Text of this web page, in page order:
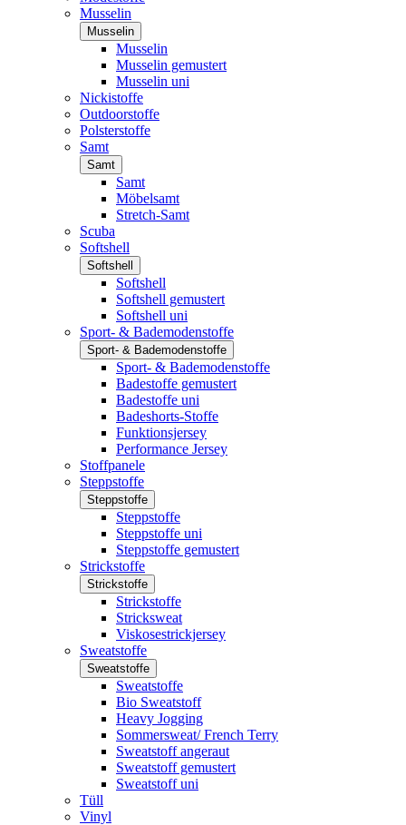
Musselin
Musselin
Musselin
Musselin gemustert
Musselin uni
Nickistoffe
Outdoorstoffe
Polsterstoffe
Samt
Samt
Samt
Möbelsamt
Stretch-Samt
Scuba
Softshell
Softshell
Softshell
Softshell gemustert
Softshell uni
Sport- & Bademodenstoffe
Sport- & Bademodenstoffe
Sport- & Bademodenstoffe
Badestoffe gemustert
Badestoffe uni
Badeshorts-Stoffe
Funktionsjersey
Performance Jersey
Stoffpanele
Steppstoffe
Steppstoffe
Steppstoffe
Steppstoffe uni
Steppstoffe gemustert
Strickstoffe
Strickstoffe
Strickstoffe
Stricksweat
Viskosestrickjersey
Sweatstoffe
Sweatstoffe
Sweatstoffe
Bio Sweatstoff
Heavy Jogging
Sommersweat/ French Terry
Sweatstoff angeraut
Sweatstoff gemustert
Sweatstoff uni
Tüll
Vinyl